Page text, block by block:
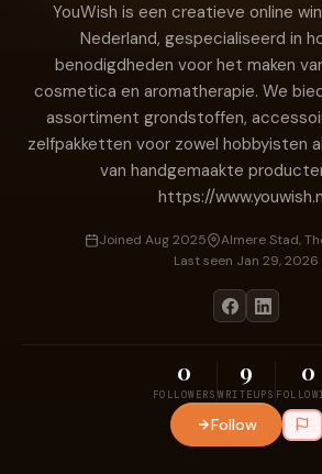
YouWish is een creatieve online
Nederland, gespecialiseerd in
benodigdheden voor het maken
cosmetica en aromatherapie. We
assortiment grondstoffen,
zelfpakketten voor zowel hobbyisten
van handgemaakte
https://
Joined Aug 2025
Almere Stad,
Last seen Jan 29, 2026
0
FOLLOWERS
9
WRITEUPS
0
Follow